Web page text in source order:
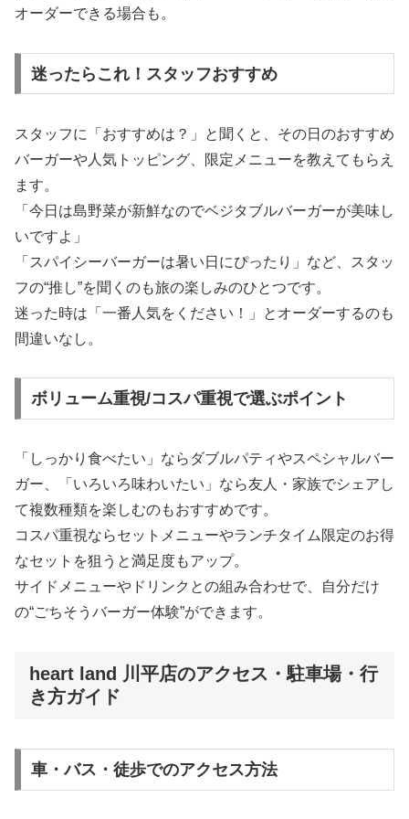
オーダーできる場合も。
迷ったらこれ！スタッフおすすめ
スタッフに「おすすめは？」と聞くと、その日のおすすめ
バーガーや人気トッピング、限定メニューを教えてもらえ
ます。
「今日は島野菜が新鮮なのでベジタブルバーガーが美味し
いですよ」
「スパイシーバーガーは暑い日にぴったり」など、スタッ
フの“推し”を聞くのも旅の楽しみのひとつです。
迷った時は「一番人気をください！」とオーダーするのも
間違いなし。
ボリューム重視/コスパ重視で選ぶポイント
「しっかり食べたい」ならダブルパティやスペシャルバー
ガー、「いろいろ味わいたい」なら友人・家族でシェアし
て複数種類を楽しむのもおすすめです。
コスパ重視ならセットメニューやランチタイム限定のお得
なセットを狙うと満足度もアップ。
サイドメニューやドリンクとの組み合わせで、自分だけ
の“ごちそうバーガー体験”ができます。
heart land 川平店のアクセス・駐車場・行
き方ガイド
車・バス・徒歩でのアクセス方法